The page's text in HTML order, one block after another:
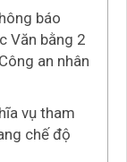
báo
Văn bằng 2
an nhân
vụ tham
chế độ